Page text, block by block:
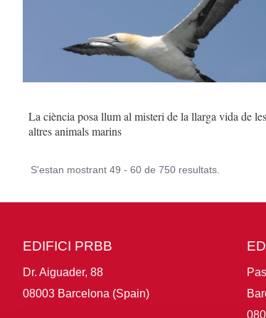
La ciència posa llum al misteri de la llarga vida de
altres animals marins
S'estan mostrant 49 - 60 de 750 resultats.
EDIFICI PRBB
Dr. Aiguader, 88
08003 Barcelona (Spain)